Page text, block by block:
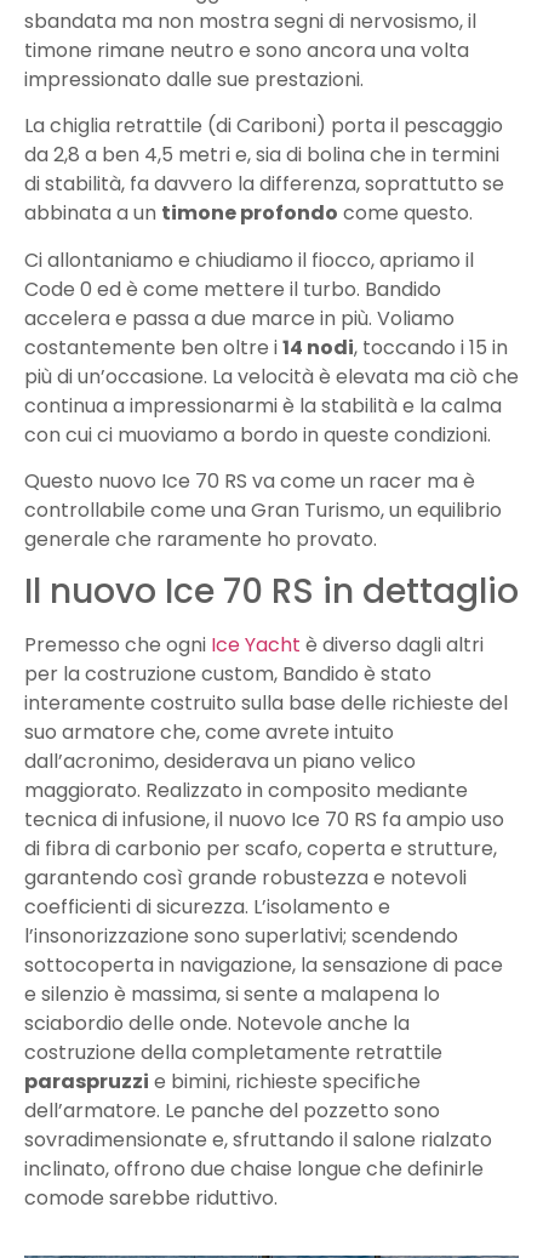
sbandata ma non mostra segni di nervosismo, il
timone rimane neutro e sono ancora una volta
impressionato dalle sue prestazioni.
La chiglia retrattile (di Cariboni) porta il pescaggio
da 2,8 a ben 4,5 metri e, sia di bolina che in termini
di stabilità, fa davvero la differenza, soprattutto se
abbinata a un timone profondo come questo.
Ci allontaniamo e chiudiamo il fiocco, apriamo il
Code 0 ed è come mettere il turbo. Bandido
accelera e passa a due marce in più. Voliamo
costantemente ben oltre i14 nodi, toccando i 15 in
più di un’occasione. La velocità è elevata ma ciò che
continua a impressionarmi è la stabilità e la calma
con cui ci muoviamo a bordo in queste condizioni.
Questo nuovo Ice 70 RS va come un racer ma è
controllabile come una Gran Turismo, un equilibrio
generale che raramente ho provato.
Il nuovo Ice 70 RS in dettaglio
Premesso che ogni Ice Yacht è diverso dagli altri
per la costruzione custom, Bandido è stato
interamente costruito sulla base delle richieste del
suo armatore che, come avrete intuito
dall’acronimo, desiderava un piano velico
maggiorato. Realizzato in composito mediante
tecnica di infusione, il nuovo Ice 70 RS fa ampio uso
di fibra di carbonio per scafo, coperta e strutture,
garantendo così grande robustezza e notevoli
coefficienti di sicurezza. L’isolamento e
l’insonorizzazione sono superlativi; scendendo
sottocoperta in navigazione, la sensazione di pace
e silenzio è massima, si sente a malapena lo
sciabordio delle onde. Notevole anche la
costruzione della completamente retrattile
paraspruzzi e bimini, richieste specifiche
dell’armatore. Le panche del pozzetto sono
sovradimensionate e, sfruttando il salone rialzato
inclinato, offrono due chaise longue che definirle
comode sarebbe riduttivo.